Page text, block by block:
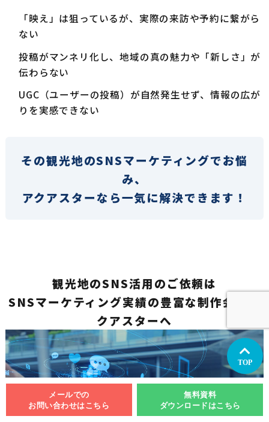
メールでの
お問い合わせはこちら
無料資料
ダウンロードはこちら
「映え」は狙っているが、実際の来訪や予約に繋がら
ない
投稿がマンネリ化し、地域の真の魅力や「新しさ」が
伝わらない
UGC（ユーザーの投稿）が自然発生せず、情報の広が
りを実感できない
その観光地のSNSマーケティングでお悩
み、
アクアスターなら一気に解決できます！
観光地のSNS活用のご依頼は
SNSマーケティング実績の豊富な制作会社ア
クアスターへ
TOP